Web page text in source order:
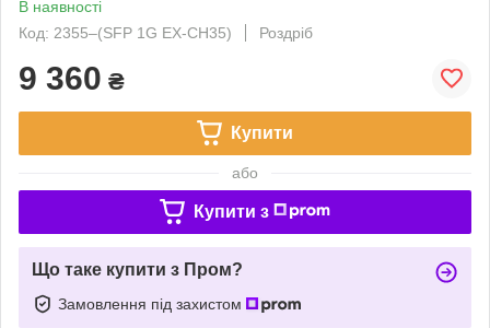
В наявності
Код: 2355‒(SFP 1G EX-CH35)
Роздріб
9 360 ₴
Купити
або
Купити з
Що таке купити з Пром?
Замовлення під захистом